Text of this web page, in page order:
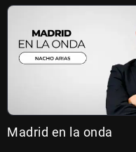
Madrid en la onda